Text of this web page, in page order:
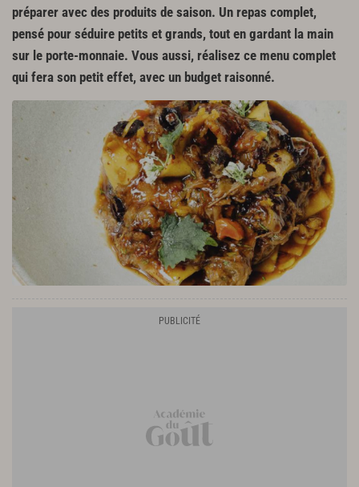
préparer avec des produits de saison. Un repas complet,
pensé pour séduire petits et grands, tout en gardant la main
sur le porte-monnaie. Vous aussi, réalisez ce menu complet
qui fera son petit effet, avec un budget raisonné.